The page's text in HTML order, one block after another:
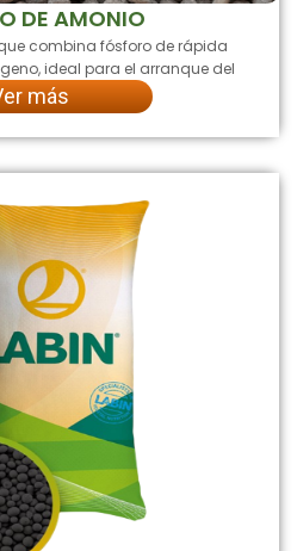
DE AMONIO
combina fósforo de rápida
ideal para el arranque del
más